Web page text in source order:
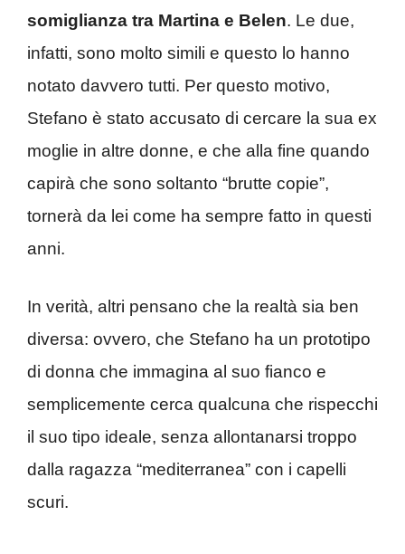
somiglianza tra Martina e Belen. Le due,
infatti, sono molto simili e questo lo hanno
notato davvero tutti. Per questo motivo,
Stefano è stato accusato di cercare la sua ex
moglie in altre donne, e che alla fine quando
capirà che sono soltanto “brutte copie”,
tornerà da lei come ha sempre fatto in questi
anni.
In verità, altri pensano che la realtà sia ben
diversa: ovvero, che Stefano ha un prototipo
di donna che immagina al suo fianco e
semplicemente cerca qualcuna che rispecchi
il suo tipo ideale, senza allontanarsi troppo
dalla ragazza “mediterranea” con i capelli
scuri.